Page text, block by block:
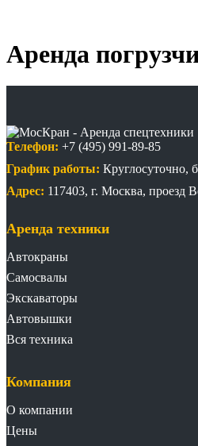
Аренда
Телефон: +7 (495) 991-89-85
График работы: Круглосуточно,
Адрес: 117403, г. Москва, проезд
Аренда техники
Автокраны
Самосвалы
Экскаваторы
Автовышки
Вся техника
Компания
О компании
Цены